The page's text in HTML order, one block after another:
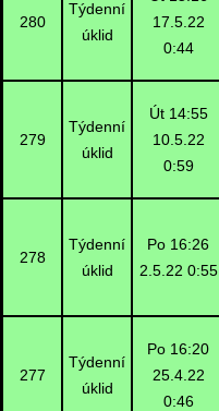
280
Týdenní
úklid
17.5.22
0:44
279
Týdenní
úklid
Út 14:55
10.5.22
0:59
278
Týdenní
úklid
Po 16:26
2.5.22 0:55
277
Týdenní
úklid
Po 16:20
25.4.22
0:46